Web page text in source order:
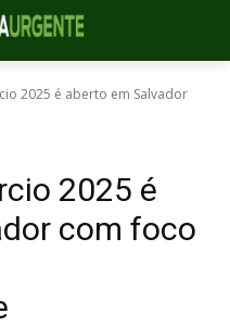
2025 é aberto em Salvador
2025 é
com foco